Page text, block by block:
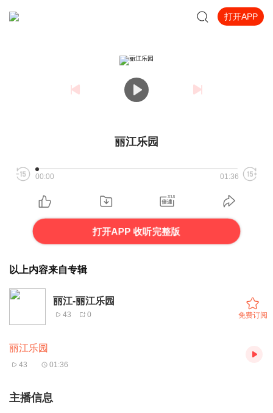
打开APP
丽江乐园
00:00 01:36
打开APP 收听完整版
以上内容来自专辑
丽江-丽江乐园
43 0 免费订阅
丽江乐园
43 01:36
主播信息